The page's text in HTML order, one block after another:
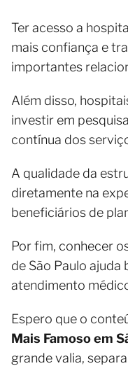
Ter acesso a
mais confiança e
importantes
Além disso,
investir em
contínua dos
A qualidade da
diretamente na
beneficiários de
Por fim, conhecer
de São Paulo ajuda
atendimento
Espero que o
Mais Famoso em
grande valia,